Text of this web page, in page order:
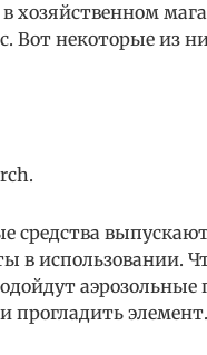
хозяйственном
Вот некоторые из
в использовании.
прогладить элемент.